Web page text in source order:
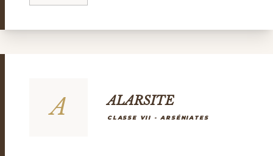
A ALARSITE
CLASSE VII - ARSÉNIATES